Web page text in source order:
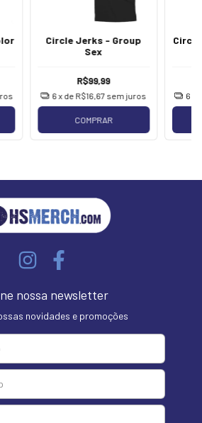
Circle Jerks - Group
Sex
R$99,99
6 x de R$16,67 sem juros
COMPRAR
6
nossa newsletter
novidades e promoções